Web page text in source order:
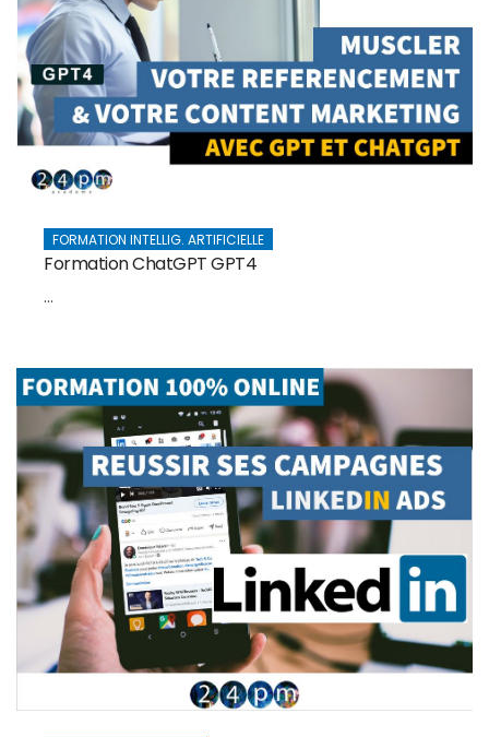
FORMATION INTELLIG. ARTIFICIELLE
Formation ChatGPT GPT4
...